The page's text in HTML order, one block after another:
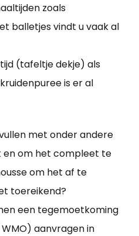
zoals
balletjes vindt u vaak al
(tafeltje dekje) als
is er al
met onder andere
en om het compleet te
om het af te
toereikend?
een tegemoetkoming
aanvragen in